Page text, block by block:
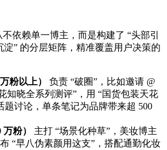
依赖单一博主，而是构建了 “头部引
淀” 的分层矩阵，精准覆盖用户决策的
粉以上）
负责 “破圈”，比如邀请 @
知晓全系列测评”，用 “国货包装天花
题讨论，单条笔记为品牌带来超 500
粉）
主打 “场景化种草”，美妆博主
“早八伪素颜用这支”，搭配通勤化妆